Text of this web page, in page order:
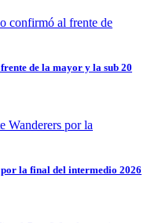
de la mayor y la sub 20
la final del intermedio 2026